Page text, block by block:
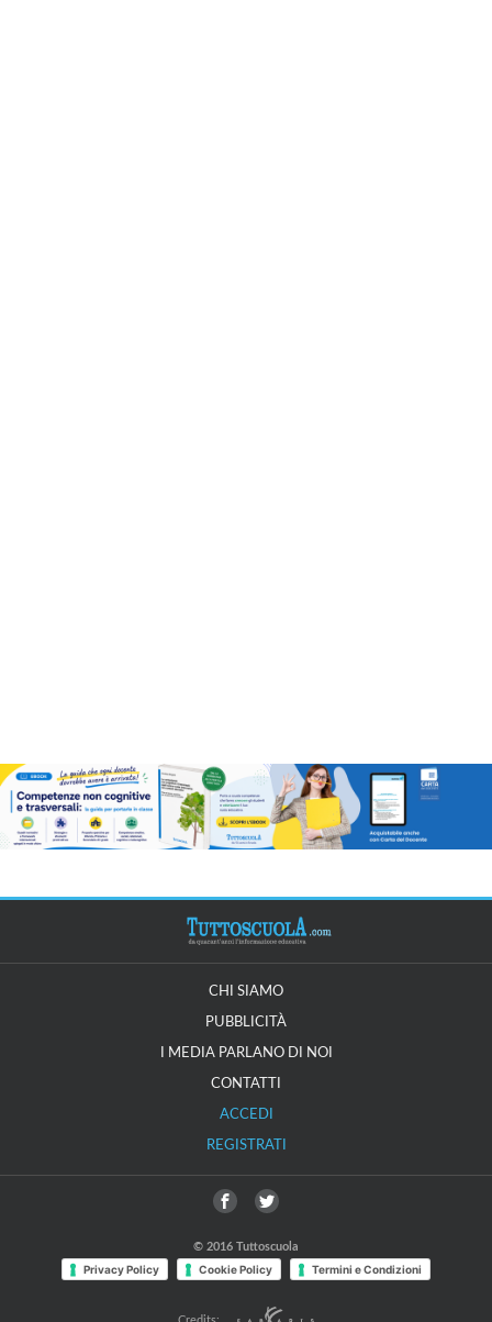
CHI SIAMO
PUBBLICITÀ
I MEDIA PARLANO DI NOI
CONTATTI
ACCEDI
REGISTRATI
© 2016 Tuttoscuola
Privacy Policy Cookie Policy Termini e Condizioni